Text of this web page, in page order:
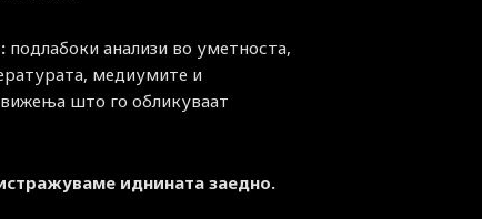
подлабоки анализи во уметноста,
медиумите и
што го обликуваат
иднината заедно.